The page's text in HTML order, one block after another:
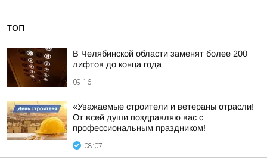
ТОП
В Челябинской области заменят более 200
лифтов до конца года
09:16
«Уважаемые строители и ветераны отрасли!
От всей души поздравляю вас с
профессиональным праздником!
08:07